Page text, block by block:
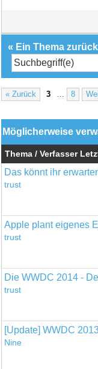
« Ein Thema zurück
« Zurück 3 8
Möglicherweise
Thema / Verfasser
Das könnt ihr
trust
Apple plant eigenes
trust
Die WWDC 2014 -
trust
[Update] WWDC
Nine